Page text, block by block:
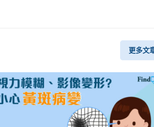
更多文